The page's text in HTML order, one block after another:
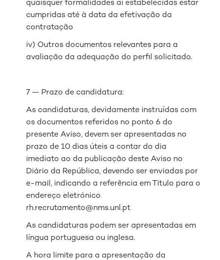
quaisquer formalidades aí estabelecidas estar
cumpridas até à data da efetivação da
contratação
iv) Outros documentos relevantes para a
avaliação da adequação do perfil solicitado.
7 — Prazo de candidatura:
As candidaturas, devidamente instruídas com
os documentos referidos no ponto 6 do
presente Aviso, devem ser apresentadas no
prazo de 10 dias úteis a contar do dia
imediato ao da publicação deste Aviso no
Diário da República, devendo ser enviadas por
e-mail, indicando a referência em Titulo para o
endereço eletrónico
rh.recrutamento@nms.unl.pt
As candidaturas podem ser apresentadas em
língua portuguesa ou inglesa.
A hora limite para a apresentação da